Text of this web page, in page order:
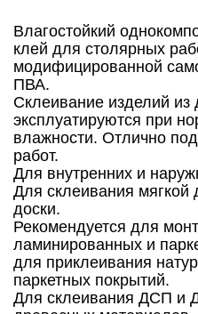
Влагостойкий
клей для столярных
модифицированной
ПВА.
Склеивание изделий
эксплуатируются при
влажности. Отлично
работ.
Для внутренних и
Для склеивания мягкой
доски.
Рекомендуется для
ламинированных и
для приклеивания
паркетных покрытий.
Для склеивания ДСП и